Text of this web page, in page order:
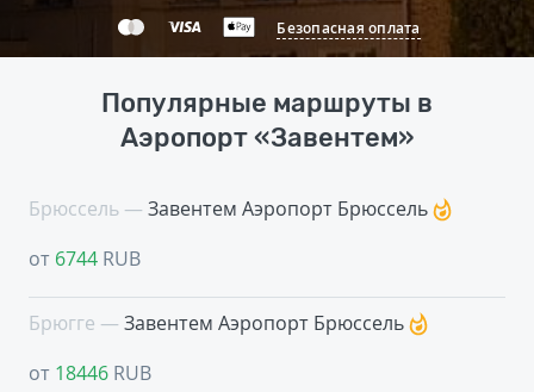
Безопасная оплата
Популярные маршруты в
Аэропорт «Завентем»
Брюссель — Завентем Аэропорт Брюссель
от 6744 RUB
Брюгге — Завентем Аэропорт Брюссель
от 18446 RUB